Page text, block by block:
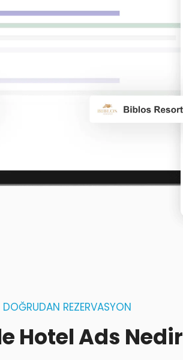
DOĞRUDAN REZERVASYON
Hotel Ads